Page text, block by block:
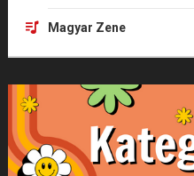
Magyar Zene